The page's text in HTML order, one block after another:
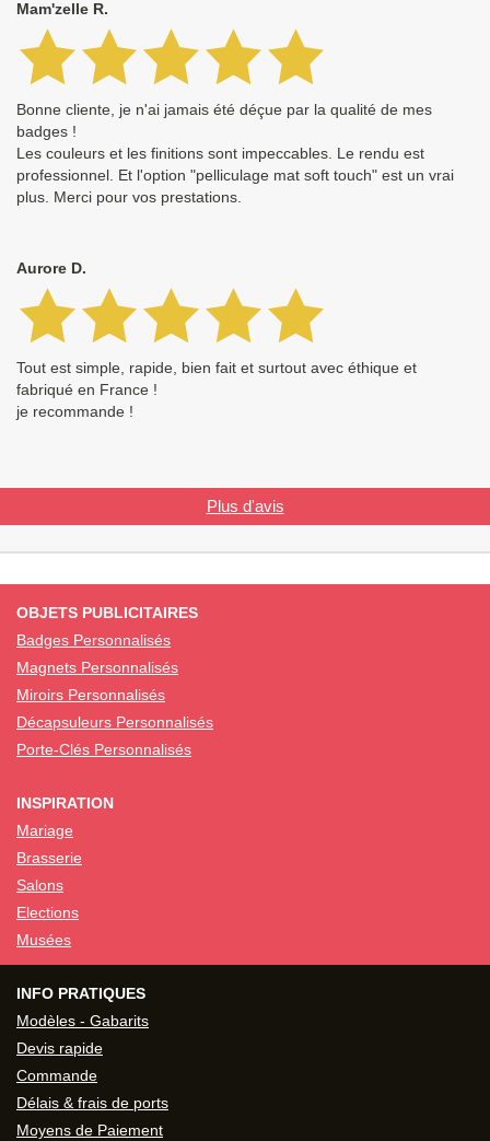
Mam'zelle R.
Bonne cliente, je n'ai jamais été déçue par la qualité de mes
badges !
Les couleurs et les finitions sont impeccables. Le rendu est
professionnel. Et l'option "pelliculage mat soft touch" est un vrai
plus. Merci pour vos prestations.
Aurore D.
Tout est simple, rapide, bien fait et surtout avec éthique et
fabriqué en France !
je recommande !
Plus d'avis
OBJETS PUBLICITAIRES
Badges Personnalisés
Magnets Personnalisés
Miroirs Personnalisés
Décapsuleurs Personnalisés
Porte-Clés Personnalisés
INSPIRATION
Mariage
Brasserie
Salons
Elections
Musées
INFO PRATIQUES
Modèles - Gabarits
Devis rapide
Commande
Délais & frais de ports
Moyens de Paiement